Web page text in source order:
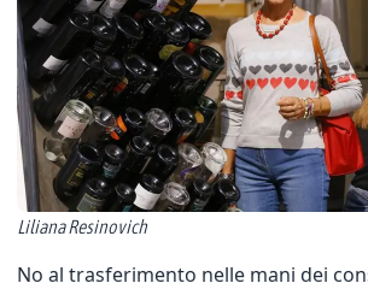
Liliana Resinovich
No al trasferimento nelle mani dei